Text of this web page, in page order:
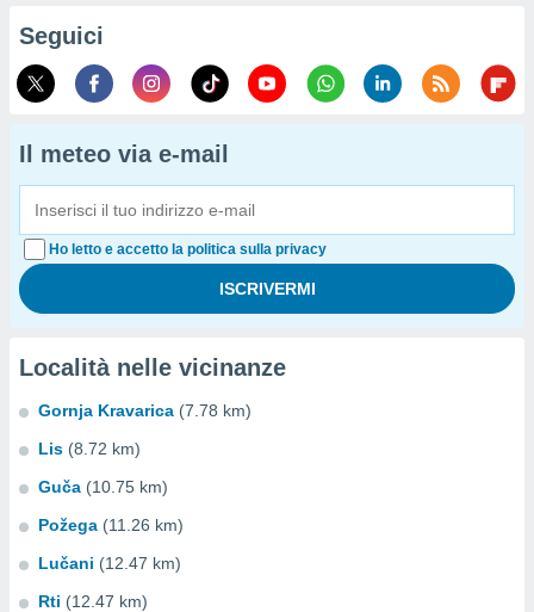
Seguici
Il meteo via e-mail
Ho letto e accetto la politica sulla privacy
Località nelle vicinanze
Gornja Kravarica (7.78 km)
Lis (8.72 km)
Guča (10.75 km)
Požega (11.26 km)
Lučani (12.47 km)
Rti (12.47 km)